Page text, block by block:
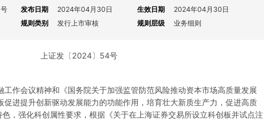
发布日期 2024年04月30日 生效日期
2024年04月30日
规则类别 发行上市审核 规则层级 业务细则
上证发〔2024〕54号
工作会议精神和《国务院关于加强监管防范风险推动资本市场高质量发展
促进提升创新驱动发展能力的功能作用，培育壮大新质生产力，促进高质
色，强化科创属性要求，根据《关于在上海证券交易所设立科创板并试点注